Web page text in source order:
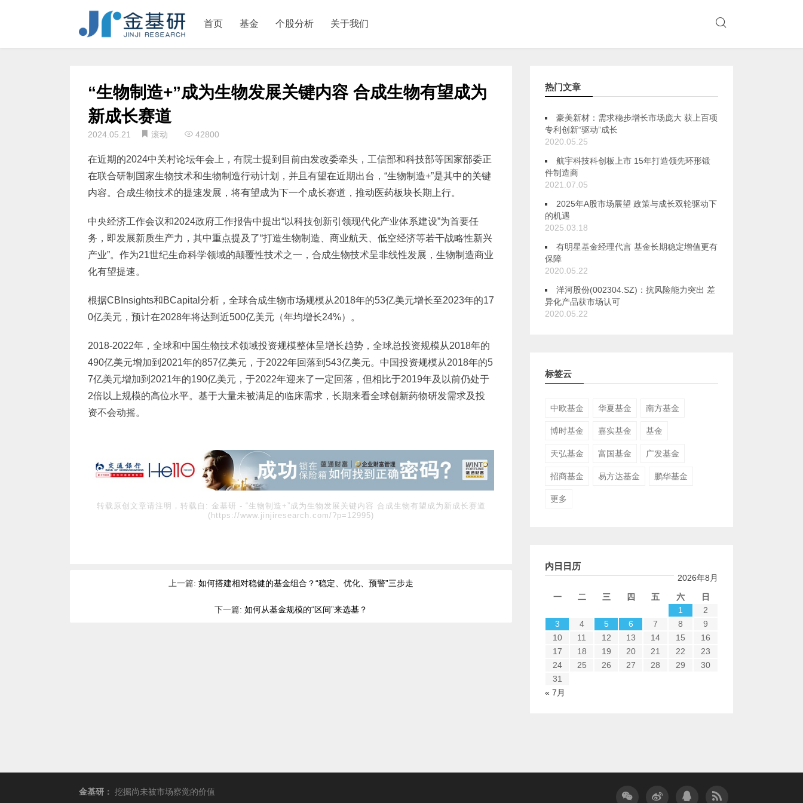
首页 基金 个股分析 关于我们
“生物制造+”成为生物发展关键内容 合成生物有望成为
新成长赛道
2024.05.21 滚动 42800
在近期的2024中关村论坛年会上，有院士提到目前由发改委牵头，工信部和科技部等国家部委正
在联合研制国家生物技术和生物制造行动计划，并且有望在近期出台，“生物制造+”是其中的关键
内容。合成生物技术的提速发展，将有望成为下一个成长赛道，推动医药板块长期上行。
中央经济工作会议和2024政府工作报告中提出“以科技创新引领现代化产业体系建设”为首要任
务，即发展新质生产力，其中重点提及了“打造生物制造、商业航天、低空经济等若干战略性新兴
产业”。作为21世纪生命科学领域的颠覆性技术之一，合成生物技术呈非线性发展，生物制造商业
化有望提速。
根据CBInsights和BCapital分析，全球合成生物市场规模从2018年的53亿美元增长至2023年的17
0亿美元，预计在2028年将达到近500亿美元（年均增长24%）。
2018-2022年，全球和中国生物技术领域投资规模整体呈增长趋势，全球总投资规模从2018年的
490亿美元增加到2021年的857亿美元，于2022年回落到543亿美元。中国投资规模从2018年的5
7亿美元增加到2021年的190亿美元，于2022年迎来了一定回落，但相比于2019年及以前仍处于
2倍以上规模的高位水平。基于大量未被满足的临床需求，长期来看全球创新药物研发需求及投
资不会动摇。
转载原创文章请注明，转载自: 金基研 - “生物制造+”成为生物发展关键内容 合成生物有望成为新成长赛道
(https://www.jinjiresearch.com/?p=12995)
上一篇: 如何搭建相对稳健的基金组合？“稳定、优化、预警”三步走
下一篇: 如何从基金规模的“区间”来选基？
热门文章
豪美新材：需求稳步增长市场庞大 获上百项
专利创新“驱动”成长
2020.05.25
航宇科技科创板上市 15年打造领先环形锻
件制造商
2021.07.05
2025年A股市场展望 政策与成长双轮驱动下
的机遇
2025.03.18
有明星基金经理代言 基金长期稳定增值更有
保障
2020.05.22
洋河股份(002304.SZ)：抗风险能力突出 差
异化产品获市场认可
2020.05.22
标签云
中欧基金 华夏基金 南方基金
博时基金 嘉实基金 基金
天弘基金 富国基金 广发基金
招商基金 易方达基金 鹏华基金
更多
内日日历
2026年8月
一
二 三 四 五 六
日
1
2
3
4 5 6 7 8
9
10
11 12 13 14 15
16
17
18 19 20 21 22
23
24
25 26 27 28 29
30
31
« 7月
金基研 ： 挖掘尚未被市场察觉的价值